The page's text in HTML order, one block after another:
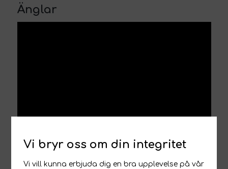
Änglar
Vi bryr oss om din integritet
Vi vill kunna erbjuda dig en bra upplevelse på vår